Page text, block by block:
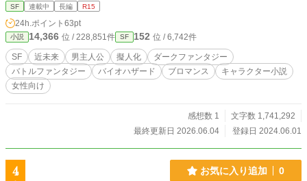
生物災害鎮圧及び珊瑚症の治療薬を探究することになる。
る。 ……そして個性豊か過ぎるウミヘビと、同僚となる癖
の強いクスシに振り回される物語でもある。 ※《ウミヘビ》
は毒劇や危険物、元素を擬人化した男子になります ※研究所
に所属している職員《クスシヘビ》は全員モデルとなる化学
者がいます ※この小説は国家資格である『毒物劇物取扱責任
格! 毒物劇物取扱者試験テキスト&問題集 船山信次 史上最
強カラー図解 毒の科学 毒と人間のかかわり 齋藤勝裕 毒
鈴木勉 毒と薬 (大人のための図鑑) 特別展「毒」 公式
図録 くられ、姫川たけお 毒物ずかん: キュートであぶない
毒キャラの世界へ ジェームス・M・ラッセル著 森 寛敏監
SF 連載中 長編 R15
24h.ポイント 63pt
小説 14,366 位 / 228,851件 SF 152 位 / 6,742件
SF 近未来 男主人公 擬人化
ダークファンタジー
バトルファンタジー
バイオハザード ブロマンス
キャラクター小説
女性向け
感想数 1
文字数 1,741,292
最終更新日 2026.06.04
登録日 2024.06.01
4 お気に入り追加 0